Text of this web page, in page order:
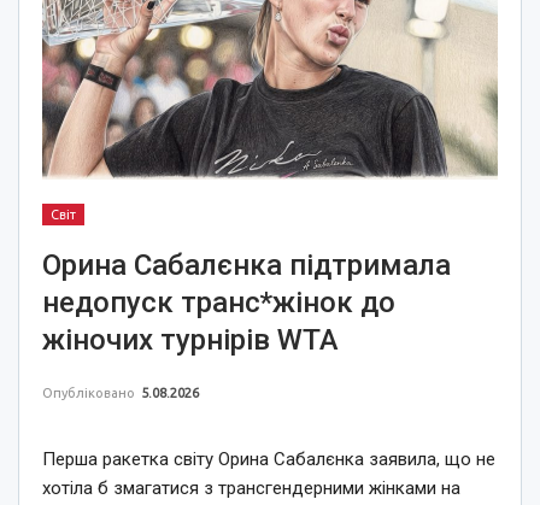
Світ
Орина Сабалєнка підтримала
недопуск транс*жінок до
жіночих турнірів WTA
Опубліковано 5.08.2026
Перша ракетка світу Орина Сабалєнка заявила, що не
хотіла б змагатися з трансгендерними жінками на